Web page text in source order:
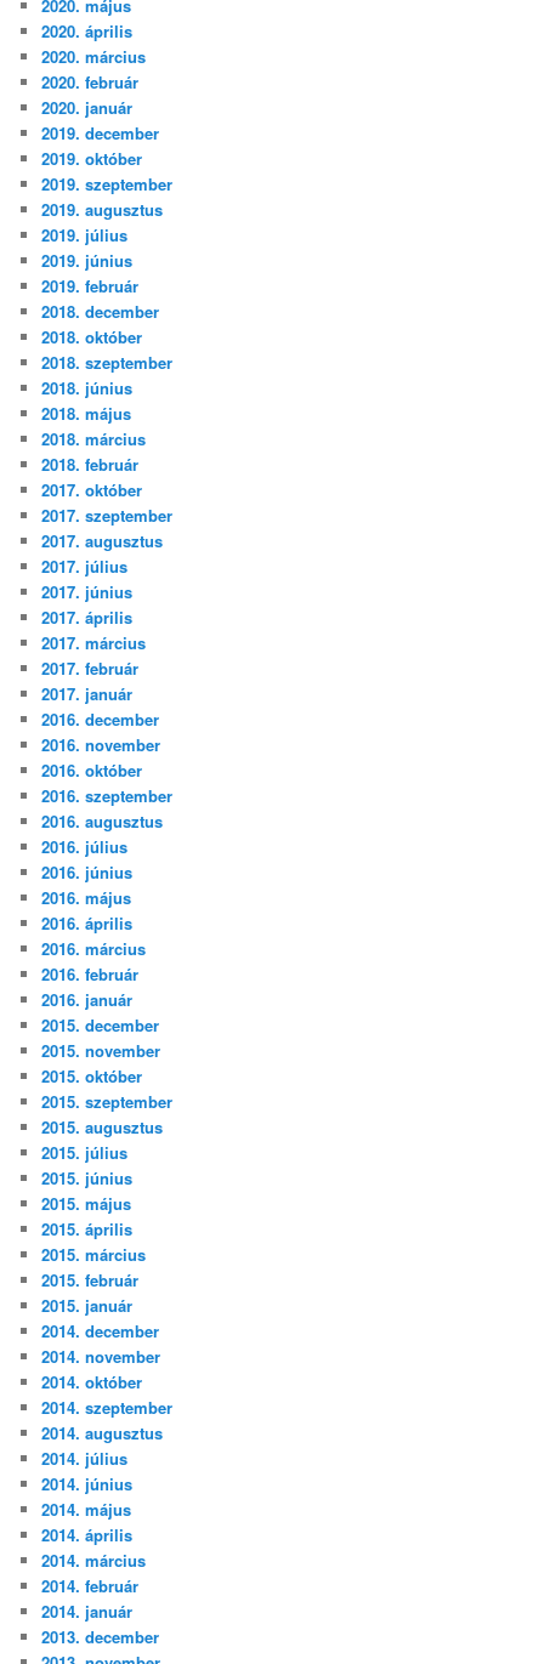
2020. május
2020. április
2020. március
2020. február
2020. január
2019. december
2019. október
2019. szeptember
2019. augusztus
2019. július
2019. június
2019. február
2018. december
2018. október
2018. szeptember
2018. június
2018. május
2018. március
2018. február
2017. október
2017. szeptember
2017. augusztus
2017. július
2017. június
2017. április
2017. március
2017. február
2017. január
2016. december
2016. november
2016. október
2016. szeptember
2016. augusztus
2016. július
2016. június
2016. május
2016. április
2016. március
2016. február
2016. január
2015. december
2015. november
2015. október
2015. szeptember
2015. augusztus
2015. július
2015. június
2015. május
2015. április
2015. március
2015. február
2015. január
2014. december
2014. november
2014. október
2014. szeptember
2014. augusztus
2014. július
2014. június
2014. május
2014. április
2014. március
2014. február
2014. január
2013. december